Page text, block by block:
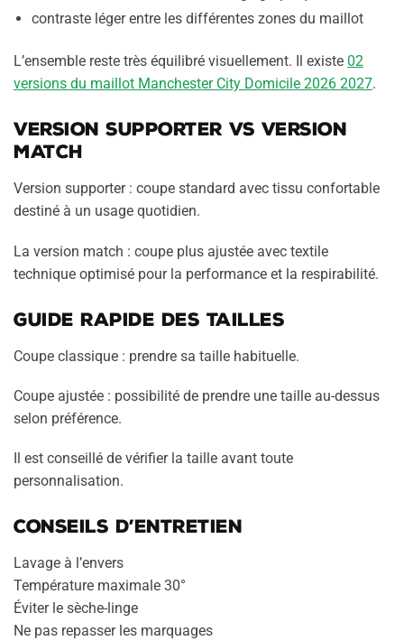
contraste léger entre les différentes zones du maillot
L’ensemble reste très équilibré visuellement. Il existe 02
versions du maillot Manchester City Domicile 2026 2027.
Version supporter vs version
match
Version supporter : coupe standard avec tissu confortable
destiné à un usage quotidien.
La version match : coupe plus ajustée avec textile
technique optimisé pour la performance et la respirabilité.
Guide rapide des tailles
Coupe classique : prendre sa taille habituelle.
Coupe ajustée : possibilité de prendre une taille au-dessus
selon préférence.
Il est conseillé de vérifier la taille avant toute
personnalisation.
Conseils d’entretien
Lavage à l’envers
Température maximale 30°
Éviter le sèche-linge
Ne pas repasser les marquages